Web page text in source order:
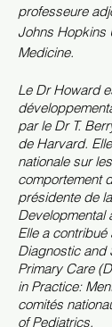
professeure
Johns Hopkins
Medicine.
Le Dr Howard
par le Dr T.
de Harvard.
nationale sur
comportement
présidente de
Developmental
Elle a
Diagnostic and
Primary Care
in Practice:
comités
of Pediatrics.